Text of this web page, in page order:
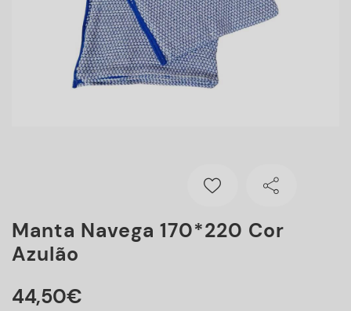
Manta Navega 170*220 Cor
Azulão
44,50€